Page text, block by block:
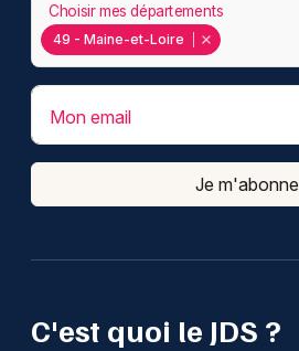
C'est quoi le JDS ?
49 - Maine-et-Loire
Choisir mes départements
Mon email
Je m'abonne